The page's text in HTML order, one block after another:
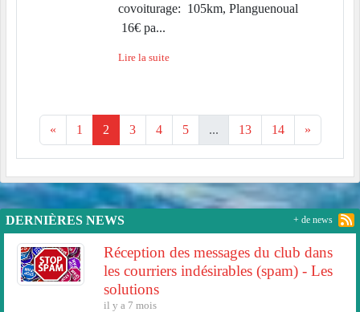
covoiturage: 105km, Planguenoual
16€ pa...
Lire la suite
« 1 2 3 4 5 ... 13 14 »
DERNIÈRES NEWS
Réception des messages du club dans
les courriers indésirables (spam) - Les
solutions
il y a 7 mois
+ de news